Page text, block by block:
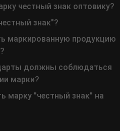
честный знак оптовику?
знак"?
маркированную продукцию
должны соблюдаться
марки?
марку "честный знак" на